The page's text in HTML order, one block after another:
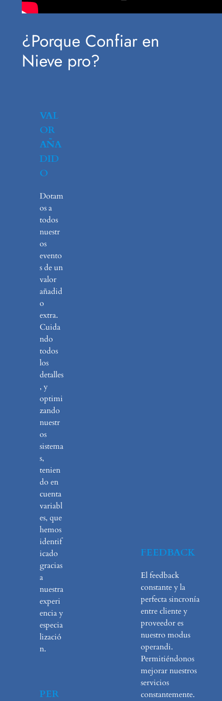
¿Porque Confiar en
Nieve pro?
VAL
OR
AÑA
DID
O
Dotam
os a
todos
nuestr
os
evento
s de un
valor
añadid
o
extra.
Cuida
ndo
todos
los
detalles
, y
optimi
zando
nuestr
os
sistema
s,
tenien
do en
cuenta
variabl
es, que
hemos
identif
icado
gracias
a
nuestra
experi
encia y
especia
lizació
n.
PER
FEEDBACK
El feedback
constante y la
perfecta sincronía
entre cliente y
proveedor es
nuestro modus
operandi.
Permitiéndonos
mejorar nuestros
servicios
constantemente.